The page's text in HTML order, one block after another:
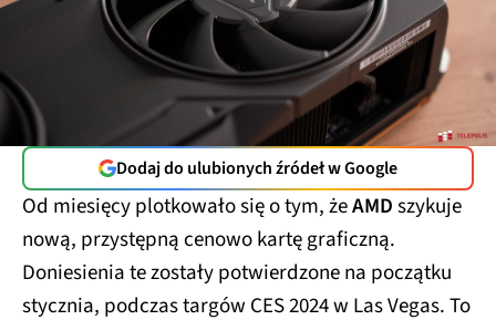
Dodaj do ulubionych źródeł w Google
Od miesięcy plotkowało się o tym, żeAMDszykuje
nową, przystępną cenowo kartę graficzną.
Doniesienia te zostały potwierdzone na początku
stycznia, podczas targów CES 2024 w Las Vegas. To